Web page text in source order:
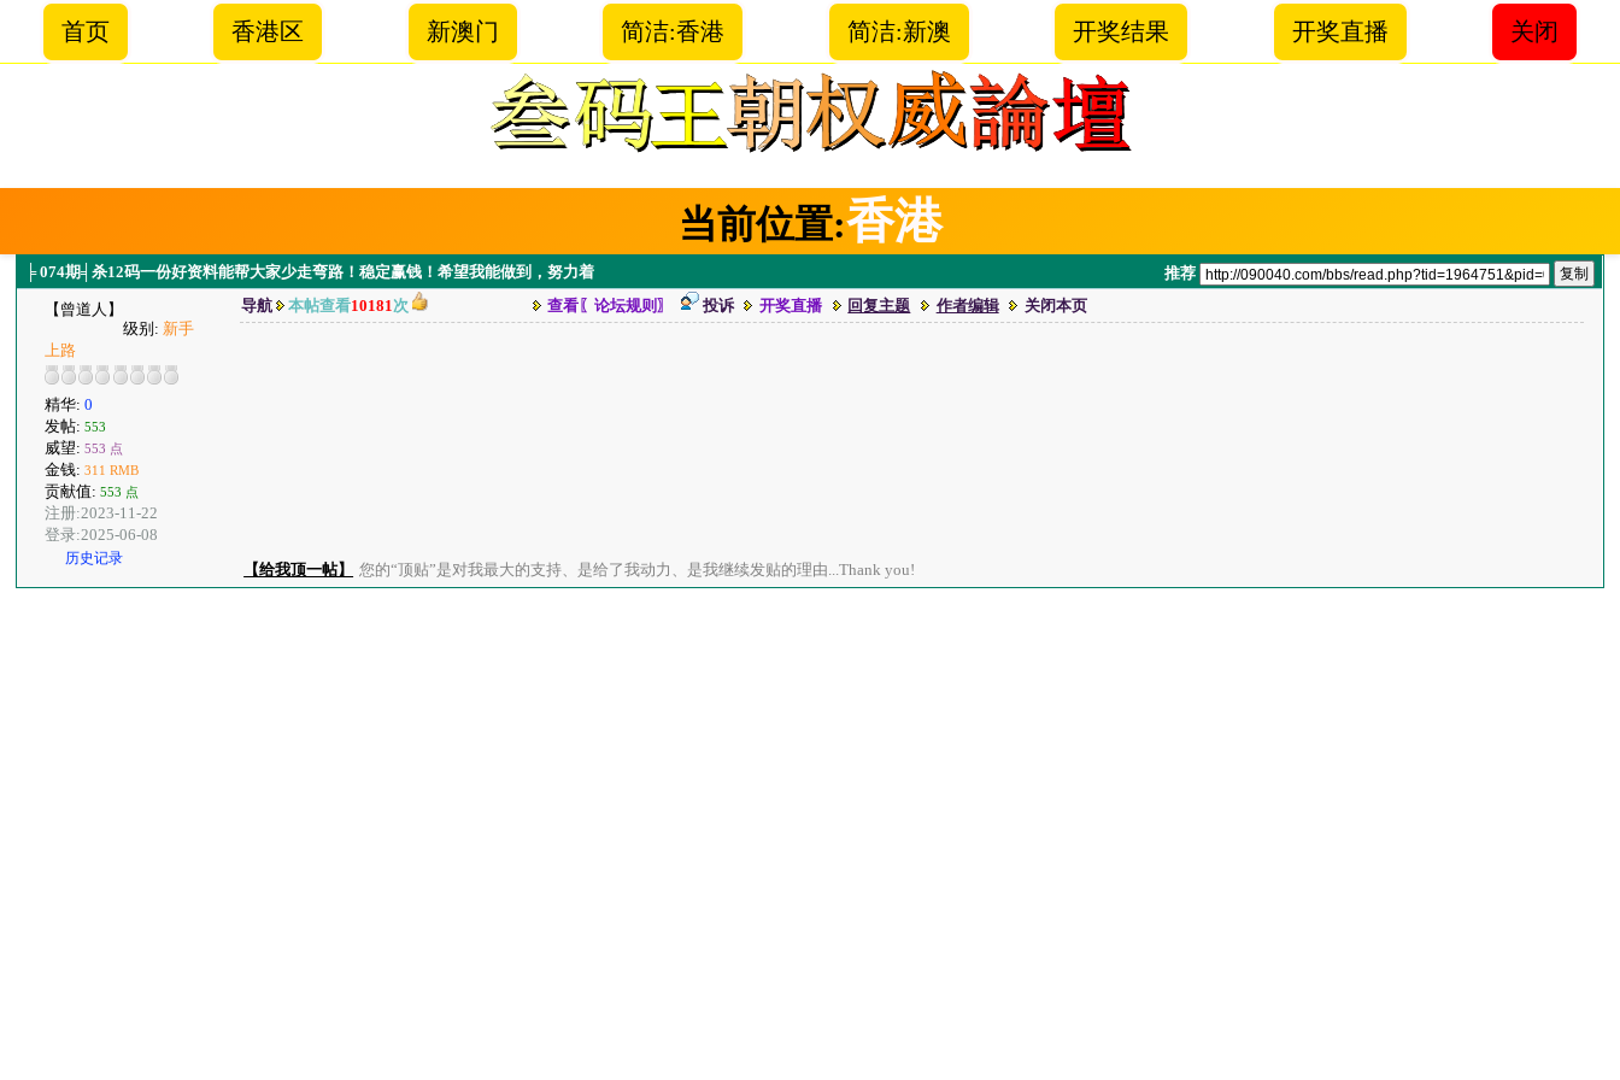
首页 香港区 新澳门 简洁:香港 简洁:新澳 开奖结果 开奖直播 关闭
当前位置:香港
╞ 074期╡杀12码一份好资料能帮大家少走弯路！稳定赢钱！希望我能做到，努力着 推荐
【曾道人】
级别: 新手
上路
精华:0
发帖:553
威望:553 点
金钱:311 RMB
贡献值:553 点
注册:2023-11-22
登录:2025-06-08
历史记录
导航 本帖查看10181次 查看〖论坛规则〗 投诉 开奖直播 回复主题 作者编辑 关闭本页
【给我顶一帖】 您的“顶贴”是对我最大的支持、是给了我动力、是我继续发贴的理由...Thank you!